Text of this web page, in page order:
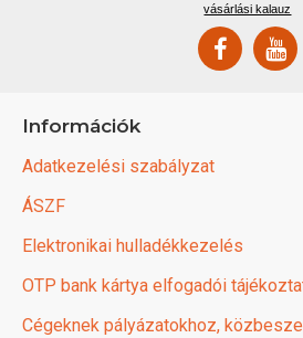
vásárlási kalauz
Információk
Adatkezelési szabályzat
ÁSZF
Elektronikai hulladékkezelés
OTP bank kártya elfogadói
Cégeknek pályázatokhoz,